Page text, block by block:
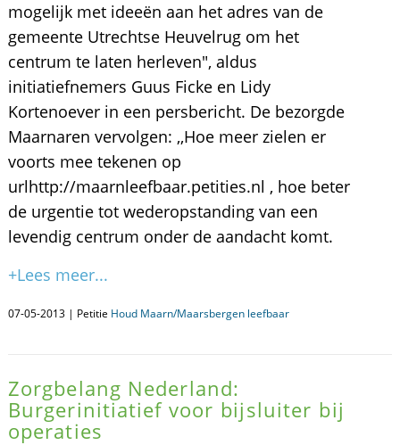
mogelijk met ideeën aan het adres van de
gemeente Utrechtse Heuvelrug om het
centrum te laten herleven", aldus
initiatiefnemers Guus Ficke en Lidy
Kortenoever in een persbericht. De bezorgde
Maarnaren vervolgen: ,,Hoe meer zielen er
voorts mee tekenen op
urlhttp://maarnleefbaar.petities.nl , hoe beter
de urgentie tot wederopstanding van een
levendig centrum onder de aandacht komt.
+Lees meer...
07-05-2013 | Petitie Houd Maarn/Maarsbergen leefbaar
Zorgbelang Nederland:
Burgerinitiatief voor bijsluiter bij
operaties